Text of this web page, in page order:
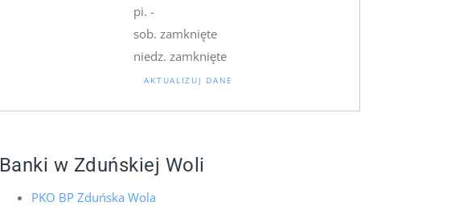
pi. -
sob. zamknięte
niedz. zamknięte
AKTUALIZUJ DANE
Banki w Zduńskiej Woli
PKO BP Zduńska Wola